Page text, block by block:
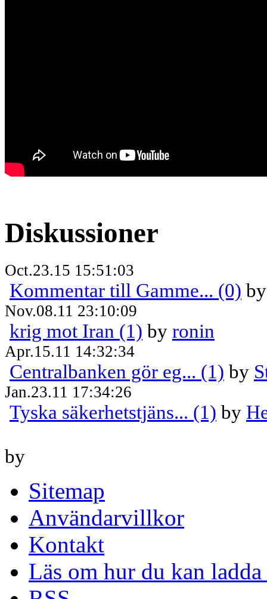
Diskussioner
Oct.23.15 15:51:03
Kommentar till Gamme... (0)
Nov.08.11 23:10:09
krig mot Iran (1) by ronin
Apr.15.11 14:32:34
Centralbanken gör eg... (1) by
Jan.23.11 17:34:26
Tyska säkerhetstjäns... (1) by
by
Sitemap
Användarvillkor
Kontakt
Läs om hur du kan